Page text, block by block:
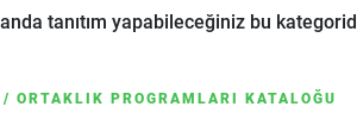
tanıtım yapabileceğiniz bu
/ ORTAKLIK PROGRAMLARI KATALOĞU